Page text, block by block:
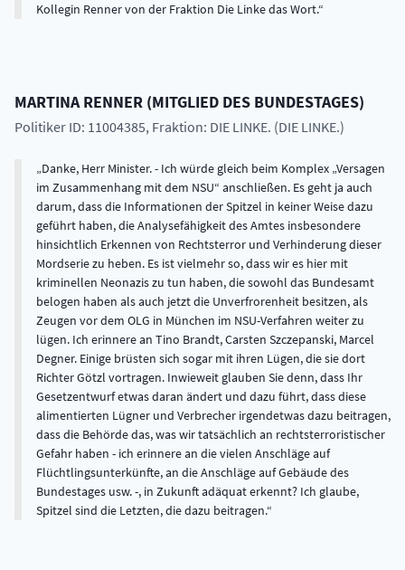
Kollegin Renner von der Fraktion Die Linke das Wort.
MARTINA RENNER (MITGLIED DES BUNDESTAGES)
Politiker ID: 11004385, Fraktion: DIE LINKE. (DIE LINKE.)
Danke, Herr Minister. - Ich würde gleich beim Komplex „Versagen
im Zusammenhang mit dem NSU“ anschließen. Es geht ja auch
darum, dass die Informationen der Spitzel in keiner Weise dazu
geführt haben, die Analysefähigkeit des Amtes insbesondere
hinsichtlich Erkennen von Rechtsterror und Verhinderung dieser
Mordserie zu heben. Es ist vielmehr so, dass wir es hier mit
kriminellen Neonazis zu tun haben, die sowohl das Bundesamt
belogen haben als auch jetzt die Unverfrorenheit besitzen, als
Zeugen vor dem OLG in München im NSU-Verfahren weiter zu
lügen. Ich erinnere an Tino Brandt, Carsten Szczepanski, Marcel
Degner. Einige brüsten sich sogar mit ihren Lügen, die sie dort
Richter Götzl vortragen. Inwieweit glauben Sie denn, dass Ihr
Gesetzentwurf etwas daran ändert und dazu führt, dass diese
alimentierten Lügner und Verbrecher irgendetwas dazu beitragen,
dass die Behörde das, was wir tatsächlich an rechtsterroristischer
Gefahr haben - ich erinnere an die vielen Anschläge auf
Flüchtlingsunterkünfte, an die Anschläge auf Gebäude des
Bundestages usw. -, in Zukunft adäquat erkennt? Ich glaube,
Spitzel sind die Letzten, die dazu beitragen.